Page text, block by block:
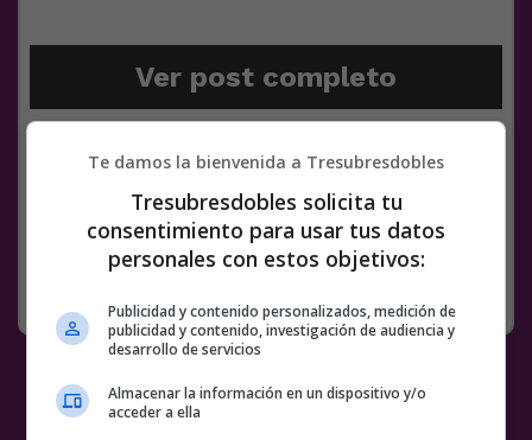
Ver post completo
Facebook
Twitter
WhatsApp
Gmail
Meneame
Copy
Link
GALERÍAS RANDOM
Te damos la bienvenida a Tresubresdobles
Tresubresdobles solicita tu
consentimiento para usar tus datos
personales con estos objetivos:
Publicidad y contenido personalizados, medición de
publicidad y contenido, investigación de audiencia y
desarrollo de servicios
Almacenar la información en un dispositivo y/o
acceder a ella